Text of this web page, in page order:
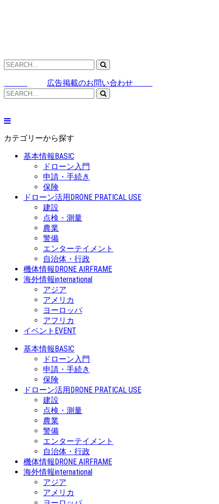
広告掲載のお問い合わせ
カテゴリーから探す
基本情報BASIC
ドローン入門
申請・手続き
保険
ドローン活用DRONE PRATICAL USE
建設
点検・測量
農業
警備
エンターテイメント
自治体・行政
機体情報DRONE AIRFRAME
海外情報international
アジア
アメリカ
ヨーロッパ
アフリカ
イベント EVENT
基本情報BASIC
ドローン入門
申請・手続き
保険
ドローン活用DRONE PRATICAL USE
建設
点検・測量
農業
警備
エンターテイメント
自治体・行政
機体情報DRONE AIRFRAME
海外情報international
アジア
アメリカ